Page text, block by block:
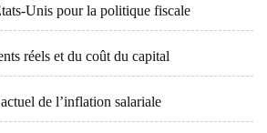
Unis pour la politique fiscale
réels et du coût du capital
de l’inflation salariale